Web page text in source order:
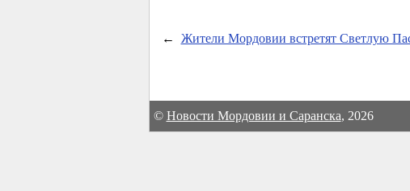
← Жители Мордовии встретят Светлую
© Новости Мордовии и Саранска, 2026